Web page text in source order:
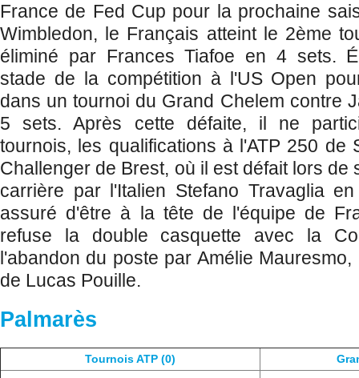
France de Fed Cup pour la prochaine
Wimbledon, le Français atteint le 2ème
éliminé par Frances Tiafoe en 4 sets.
stade de la compétition à l'US Open
dans un tournoi du Grand Chelem contre
5 sets. Après cette défaite, il ne
tournois, les qualifications à l'ATP 250 de
Challenger de Brest, où il est défait lors de
carrière par l'Italien Stefano Travaglia
assuré d'être à la tête de l'équipe de
refuse la double casquette avec la
l'abandon du poste par Amélie
de Lucas Pouille.
Palmarès
Tournois ATP (0)